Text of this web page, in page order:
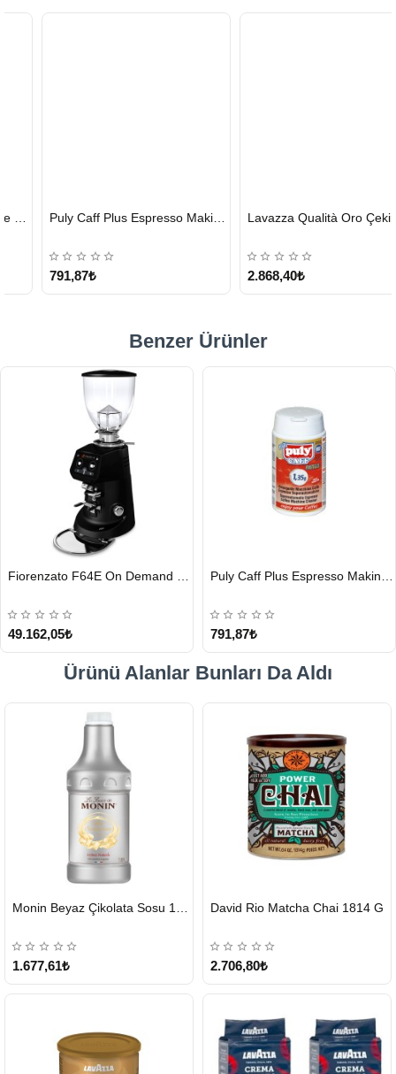
GÖNDERİ
Puly Caff Plus Espresso Makinesi Temizleyici Tablet 100 x 1.35 G
791,87₺
GÖNDERİ
Lavazza Qualità Oro Çekirdek Kahve 1 KG x 2
2.868,40₺
Benzer Ürünler
GÖNDERİ
49.162,05₺
GÖNDERİ
791,87₺
Ürünü Alanlar Bunları Da Aldı
GÖNDERİ
1.677,61₺
GÖNDERİ
David Rio Matcha Chai 1814 G
2.706,80₺